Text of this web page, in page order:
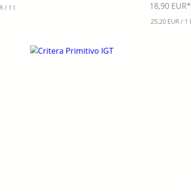
/ 1 l
18,90 EUR*
25,20 EUR / 1 l